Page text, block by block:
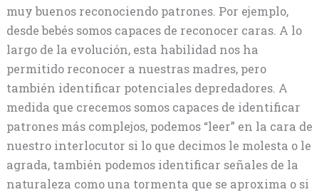
muy buenos reconociendo patrones. Por ejemplo,
desde bebés somos capaces de reconocer caras. A lo
largo de la evolución, esta habilidad nos ha
permitido reconocer a nuestras madres, pero
también identificar potenciales depredadores. A
medida que crecemos somos capaces de identificar
patrones más complejos, podemos “leer” en la cara de
nuestro interlocutor si lo que decimos le molesta o le
agrada, también podemos identificar señales de la
naturaleza como una tormenta que se aproxima o si